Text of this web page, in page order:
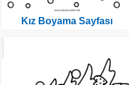
Kız Boyama Sayfası